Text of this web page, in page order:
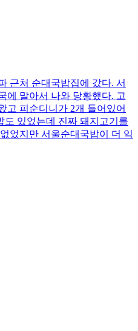
근처 순대국밥집에 갔다. 서
에 말아서 나와 당황했다. 고
고 피순디니가 2개 들어있어
있었는데 진짜 돼지고기를
었지만 서울순대국밥이 더 익